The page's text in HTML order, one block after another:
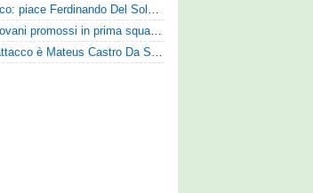
Foggia, idea per l'attacco: piace Ferdinando Del Sole dell'Ascoli
Zenith Prato, cinque giovani promossi in prima squadra
Reggina, la priorità in attacco è Mateus Castro Da Silva: ore decisive per la fumata bianca